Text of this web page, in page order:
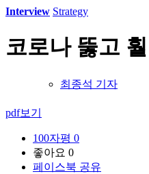
Interview Strategy
코로나 뚫고
최종석 기자
pdf보기
100자평 0
좋아요 0
페이스북 공유